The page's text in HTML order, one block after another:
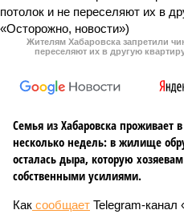
Жителям Хабаровска запретили
переселяют их в другую
Семья из Хабаровска проживает
несколько недель: в жилище
осталась дыра, которую
собственными усилиями.
Как сообщает Telegram-канал